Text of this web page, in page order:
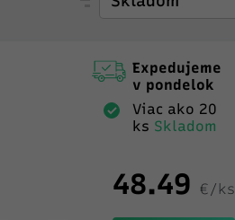
Expedujeme
v pondelok
Viac ako 20
ks Skladom
48.49 €/ks